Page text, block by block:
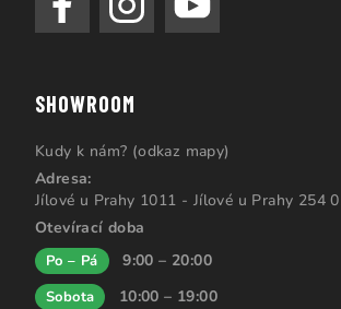
SHOWROOM
Kudy k nám? (odkaz mapy)
Adresa:
Jílové u Prahy 1011 - Jílové u Prahy 254
Otevírací doba
Po – Pá 9:00 – 20:00
Sobota 10:00 – 19:00